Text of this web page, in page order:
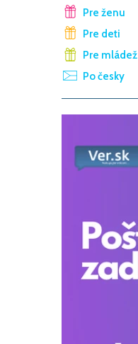
Pre ženu
Pre deti
Pre mládež
Po česky